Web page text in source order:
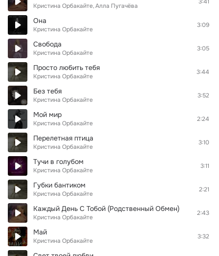
Кристина Орбакайте Алла Пугачёва
Она
Кристина Орбакайте
3:09
Свобода
Кристина Орбакайте
3:05
Просто любить тебя
Кристина Орбакайте
3:44
Без тебя
Кристина Орбакайте
3:52
Мой мир
Кристина Орбакайте
2:24
Перелетная птица
Кристина Орбакайте
3:10
Тучи в голубом
Кристина Орбакайте
3:11
Губки бантиком
Кристина Орбакайте
2:21
Каждый День С Тобой (Родственный Обмен)
Кристина Орбакайте
2:43
Май
Кристина Орбакайте
3:32